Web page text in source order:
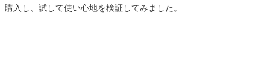
購入し、試して使い心地を検証してみました。